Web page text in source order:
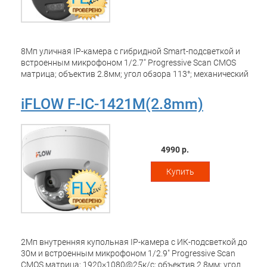
8Мп уличная IP-камера с гибридной Smart-подсветкой и
встроенным микрофоном 1/2.7" Progressive Scan CMOS
матрица; объектив 2.8мм; угол обзора 113°; механический
H.265/H.265+/H.264/H.264+/MJPEG, HLC, коридорный
режим, WDR 120дБ; 3D DNR; BLC; ИК-подсветка и
2.0; видеобитрейт 32кбит/с-8Мбит/с;
G.711/G.722.1/G.726/MP2L2/PCM/AAC; встроенный
микрофон; встроенный слот для microSD карты до 512Гб;
защита от перенапряжений TVS, IP67; -40°C до +60°C;
DC12В±25%/PoE(IEEE 802.3af); 6,5Вт макс.
iFLOW F-IC-1421M(2.8mm)
2Мп внутренняя купольная IP-камера с ИК-подсветкой до
30м и встроенным микрофоном 1/2.9" Progressive Scan
CMOS матрица; 1920×1080@25к/с; объектив 2.8мм; угол
4990 р.
Купить